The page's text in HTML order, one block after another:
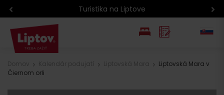
Turistika na Liptove
Liptovská Mara v
Čiernom orli